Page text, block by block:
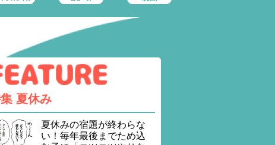
夏休み
夏休みの宿題が終わらな
い！毎年最後までため込